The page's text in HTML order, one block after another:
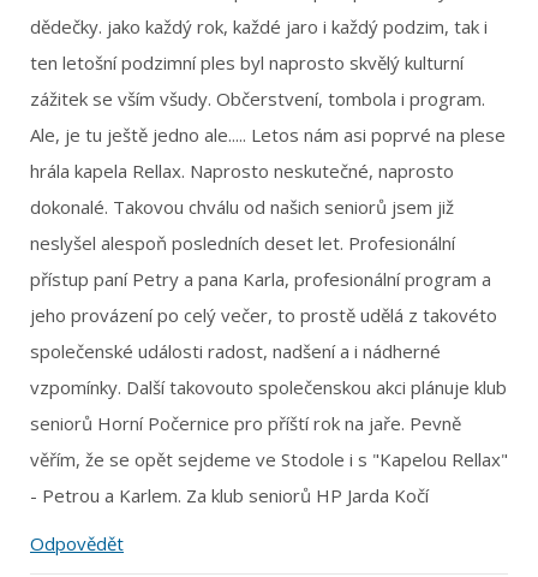
dědečky. jako každý rok, každé jaro i každý podzim, tak i
ten letošní podzimní ples byl naprosto skvělý kulturní
zážitek se vším všudy. Občerstvení, tombola i program.
Ale, je tu ještě jedno ale..... Letos nám asi poprvé na plese
hrála kapela Rellax. Naprosto neskutečné, naprosto
dokonalé. Takovou chválu od našich seniorů jsem již
neslyšel alespoň posledních deset let. Profesionální
přístup paní Petry a pana Karla, profesionální program a
jeho provázení po celý večer, to prostě udělá z takovéto
společenské události radost, nadšení a i nádherné
vzpomínky. Další takovouto společenskou akci plánuje klub
seniorů Horní Počernice pro příští rok na jaře. Pevně
věřím, že se opět sejdeme ve Stodole i s "Kapelou Rellax"
- Petrou a Karlem. Za klub seniorů HP Jarda Kočí
Odpovědět